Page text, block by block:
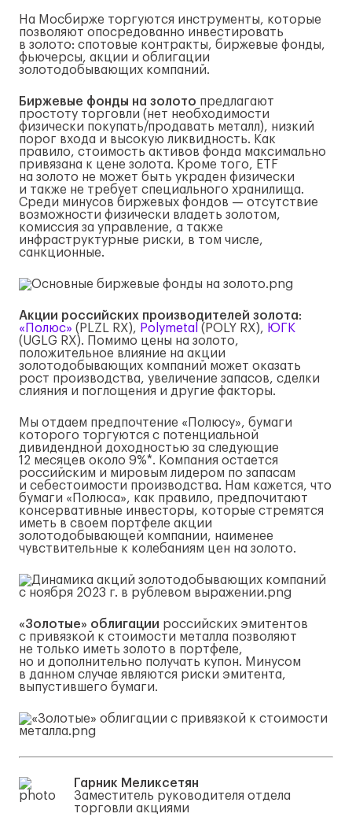
На Мосбирже торгуются инструменты, которые
позволяют опосредованно инвестировать
в золото: спотовые контракты, биржевые фонды,
фьючерсы, акции и облигации
золотодобывающих компаний.
Биржевые фонды на золото предлагают
простоту торговли (нет необходимости
физически покупать/продавать металл), низкий
порог входа и высокую ликвидность. Как
правило, стоимость активов фонда максимально
привязана к цене золота. Кроме того, ETF
на золото не может быть украден физически
и также не требует специального хранилища.
Среди минусов биржевых фондов — отсутствие
возможности физически владеть золотом,
комиссия за управление, а также
инфраструктурные риски, в том числе,
санкционные.
Акции российских производителей золота:
«Полюс» (PLZL RX), Polymetal (POLY RX), ЮГК
(UGLG RX). Помимо цены на золото,
положительное влияние на акции
золотодобывающих компаний может оказать
рост производства, увеличение запасов, сделки
слияния и поглощения и другие факторы.
Мы отдаем предпочтение «Полюсу», бумаги
которого торгуются c потенциальной
дивидендной доходностью за следующие
12 месяцев около 9%*. Компания остается
российским и мировым лидером по запасам
и себестоимости производства. Нам кажется, что
бумаги «Полюса», как правило, предпочитают
консервативные инвесторы, которые стремятся
иметь в своем портфеле акции
золотодобывающей компании, наименее
чувствительные к колебаниям цен на золото.
«Золотые» облигации российских эмитентов
с привязкой к стоимости металла позволяют
не только иметь золото в портфеле,
но и дополнительно получать купон. Минусом
в данном случае являются риски эмитента,
выпустившего бумаги.
Гарник Меликсетян
Заместитель руководителя отдела
торговли акциями